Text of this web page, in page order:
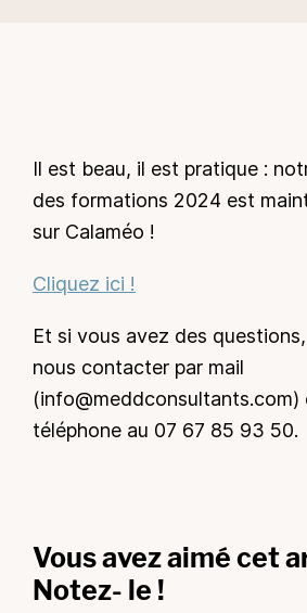
Il est beau, il est pratique :
des formations 2024 est
sur Calaméo !
Cliquez ici !
Et si vous avez des questions,
nous contacter par mail
(info@meddconsultants.com)
téléphone au 07 67 85 93 50.
Vous avez aimé cet
Notez- le !